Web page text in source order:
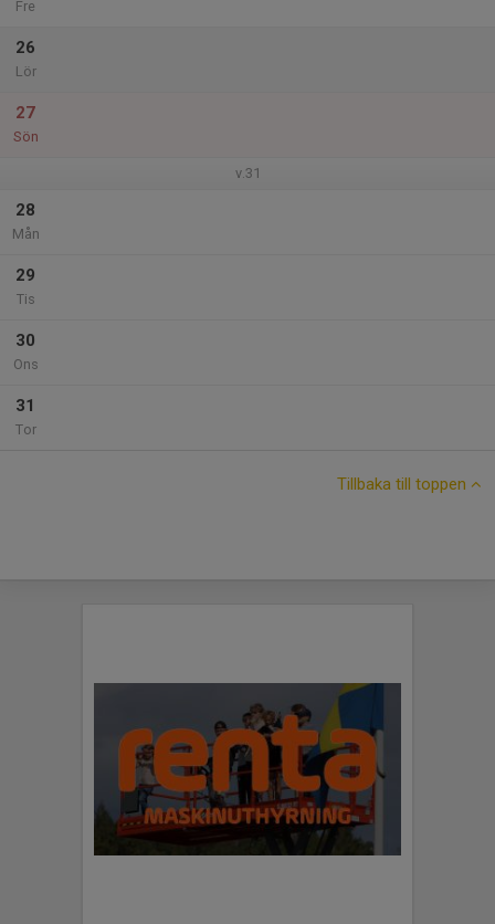
Fre
26
Lör
27
Sön
v.31
28
Mån
29
Tis
30
Ons
31
Tor
Tillbaka till toppen